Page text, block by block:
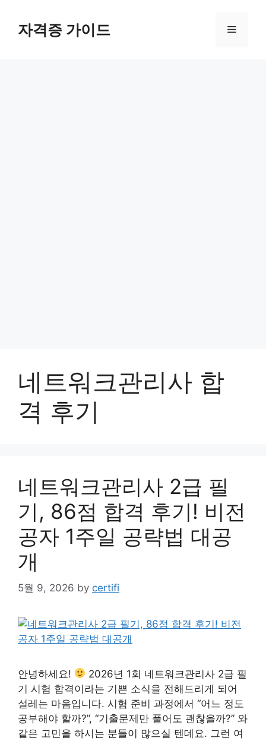
content자격증 가이드 Menu
네트워크관리사 합
격 후기
네트워크관리사 2급 필
기, 86점 합격 후기! 비전
공자 1주일 공략법 대공
개
5월 9, 2026 by certifi
안녕하세요!
2026년 1회 네트워크관리사 2급 필
기 시험 합격이라는 기쁜 소식을 전해드리게 되어
설레는 마음입니다. 시험 준비 과정에서 “어느 정도
공부해야 할까?”, “기출문제만 풀어도 괜찮을까?” 와
같은 고민을 하시는 분들이 많으실 텐데요. 그런 여